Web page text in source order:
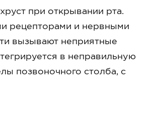
при открывании рта.
рецепторами и нервными
вызывают неприятные
в неправильную
позвоночного столба, с